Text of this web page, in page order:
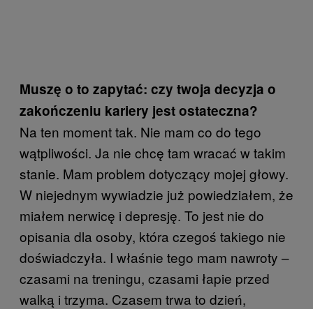
Muszę o to zapytać: czy twoja decyzja o
zakończeniu kariery jest ostateczna?
Na ten moment tak. Nie mam co do tego
wątpliwości. Ja nie chcę tam wracać w takim
stanie. Mam problem dotyczący mojej głowy.
W niejednym wywiadzie już powiedziałem, że
miałem nerwicę i depresję. To jest nie do
opisania dla osoby, która czegoś takiego nie
doświadczyła. I właśnie tego mam nawroty –
czasami na treningu, czasami łapie przed
walką i trzyma. Czasem trwa to dzień,